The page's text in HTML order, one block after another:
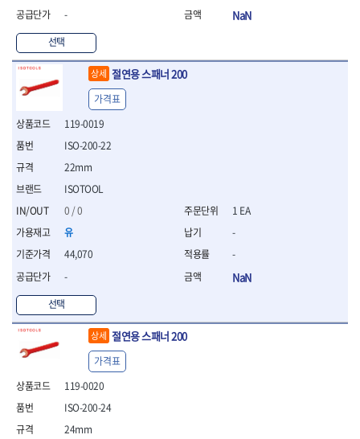
- 라쳇콤비네이션렌치
- 라쳇옵셋렌치
- 콤비네이션렌치세트
- 플레어너트렌치
- 양구스패너세트
- 옵셋렌치세트
- 라쳇콤비네이션렌치세
- 라쳇콤비네이션세트
- 라쳇렌치
- 함마렌치
- 미니라쳇세트
- 기타
- 라쳇 드라이버
- 스피드렌치
- 모터렌치
- 함마스패너
절연.전설.방폭공구
- 절연옵셋렌치
- 절연드라이버
- 절연스패너
-
선택
NaN
상세 절연용 스패너 200
119-0019
ISOTOOL
0 / 0
유
44,070
-
선택
ISO-200-22
22mm
가격표
1 EA
-
-
NaN
상세 절연용 스패너 200
119-0020
ISO-200-24
24mm
가격표